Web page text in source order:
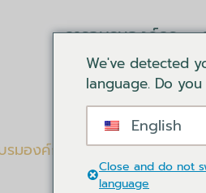
การอบรมองค์กร
ล็อคอิน
มองค์กร /Team
We've detected
language. Do
English
Close and do not
language